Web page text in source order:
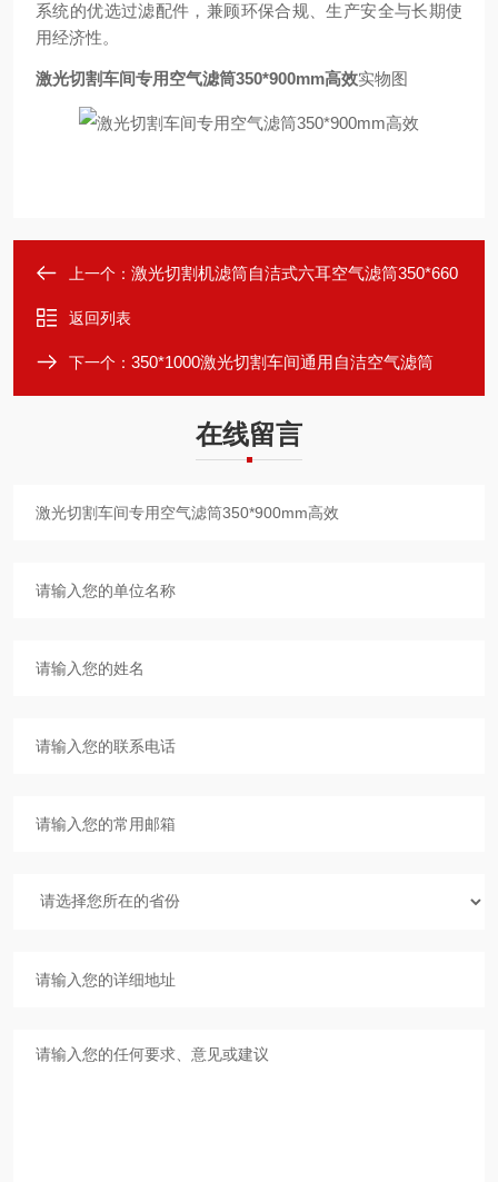
系统的优选过滤配件，兼顾环保合规、生产安全与长期使
用经济性。
激光切割车间专用空气滤筒350*900mm高效实物图
上一个： 激光切割机滤筒自洁式六耳空气滤筒350*660
返回列表
下一个： 350*1000激光切割车间通用自洁空气滤筒
在线留言